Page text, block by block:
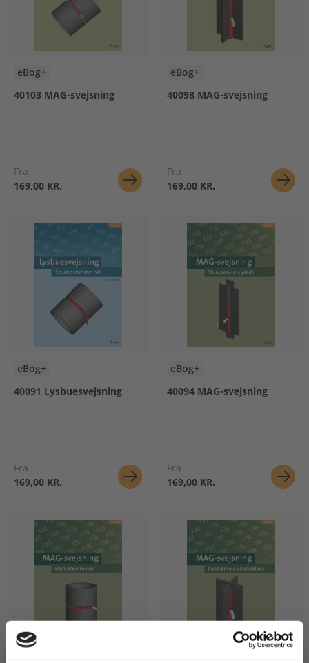
eBog+
40103 MAG-svejsning
Fra
169,00 KR.
eBog+
40098 MAG-svejsning
Fra
169,00 KR.
eBog+
40091 Lysbuesvejsning
Fra
169,00 KR.
eBog+
40094 MAG-svejsning
Fra
169,00 KR.